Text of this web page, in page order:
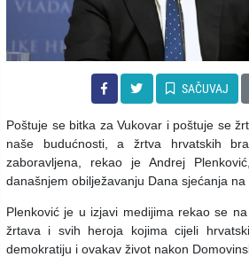
SAČUVAJ
Poštuje se bitka za Vukovar i poštuje se
naše budućnosti, a žrtva hrvatskih
zaboravljena, rekao je Andrej
današnjem obilježavanju Dana sjećanja na
Plenković je u izjavi medijima rekao se
žrtava i svih heroja kojima cijeli
demokratiju i ovakav život nakon